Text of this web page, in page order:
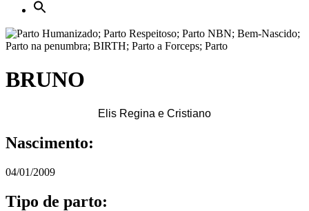
BRUNO
Elis Regina e Cristiano
Nascimento:
04/01/2009
Tipo de parto: